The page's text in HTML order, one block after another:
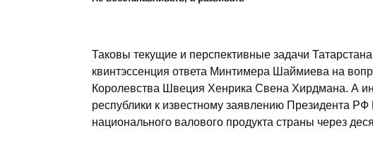
Таковы текущие и перспективные задачи
квинтэссенция ответа Минтимера Шаймиева на
Королевства Швеция Хенрика Свена Хирдмана. А
республики к известному заявлению Президента
национального валового продукта страны через